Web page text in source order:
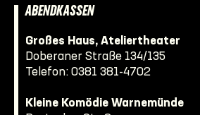
ABENDKASSEN
Großes Haus, Ateliertheater
Doberaner Straße 134/135
Telefon: 0381 381-4702
Kleine Komödie Warnemünde